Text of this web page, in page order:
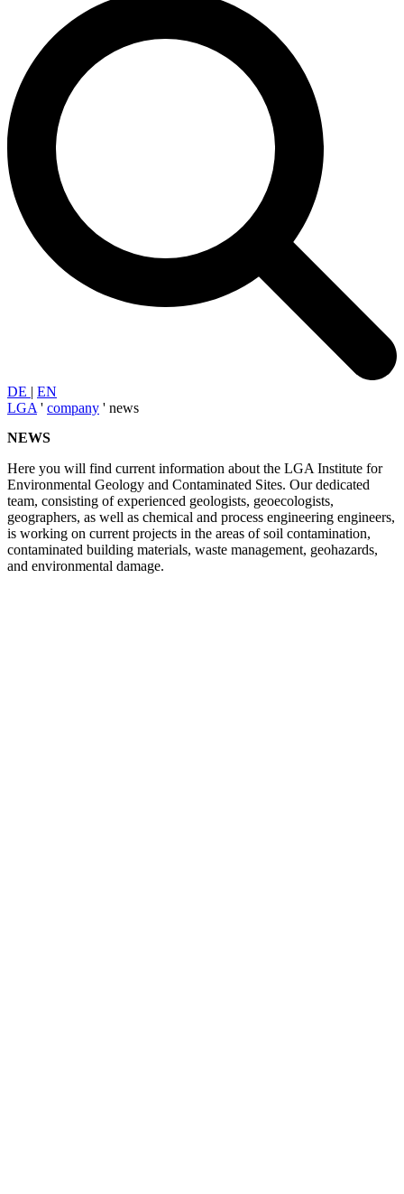
DE
EN
LGA ' company ' news
NEWS
Here you will find current information about the LGA Institute for
Environmental Geology and Contaminated Sites. Our dedicated
team, consisting of experienced geologists, geoecologists,
geographers, as well as chemical and process engineering engineers,
is working on current projects in the areas of soil contamination,
contaminated building materials, waste management, geohazards,
and environmental damage.